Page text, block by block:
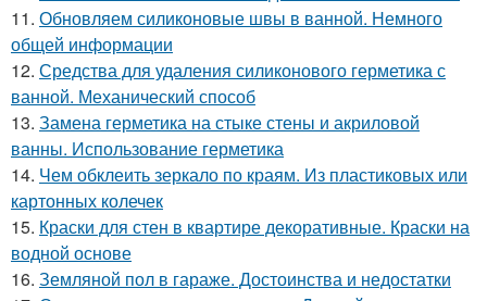
11. Обновляем силиконовые швы в ванной. Немного
общей информации
12. Средства для удаления силиконового герметика с
ванной. Механический способ
13. Замена герметика на стыке стены и акриловой
ванны. Использование герметика
14. Чем обклеить зеркало по краям. Из пластиковых или
картонных колечек
15. Краски для стен в квартире декоративные. Краски на
водной основе
16. Земляной пол в гараже. Достоинства и недостатки